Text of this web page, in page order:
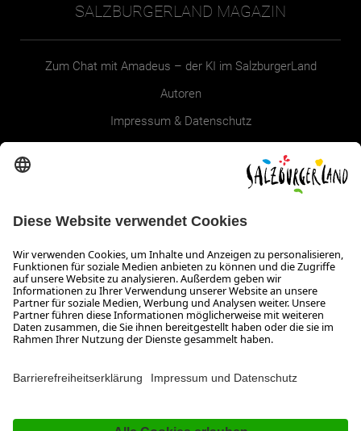
SALZBURGERLAND MAGAZIN
Zum Chat mit Amadeus – der KI im SalzburgerLand
Autoren
Impressum & Datenschutz
SALZBURGERLAND
Infos zum Urlaub im SalzburgerLand
Veranstaltungen im SalzburgerLand
Aktuelle Urlaubsangebote
Newsroom
Presse